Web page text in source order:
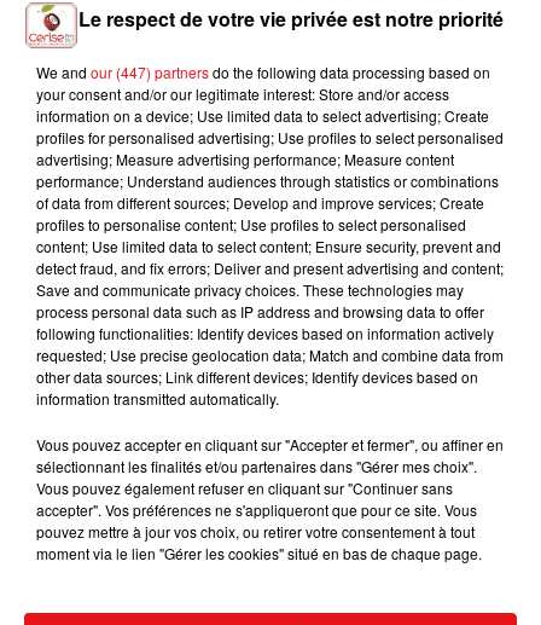
SHANIA TWAIN
That Don't Impress Me
Much
ANGELE
Dis-Le
JULIETTE ARMANET
Le Dernier Jour Du
Disco
L'HOROSCOPE
Bélier Taureau Gémeaux
Le respect de votre vie privée est notre priorité
We and our (447) partnersdo the following data processing based on
your consent and/or our legitimate interest: Store and/or access
information on a device; Use limited data to select advertising; Create
profiles for personalised advertising; Use profiles to select personalised
advertising; Measure advertising performance; Measure content
performance; Understand audiences through statistics or combinations
of data from different sources; Develop and improve services; Create
profiles to personalise content; Use profiles to select personalised
content; Use limited data to select content; Ensure security, prevent and
detect fraud, and fix errors; Deliver and present advertising and content;
Save and communicate privacy choices. These technologies may
process personal data such as IP address and browsing data to offer
following functionalities: Identify devices based on information actively
requested; Use precise geolocation data; Match and combine data from
other data sources; Link different devices; Identify devices based on
information transmitted automatically.
Vous pouvez accepter en cliquant sur "Accepter et fermer", ou affiner en
sélectionnant les finalités et/ou partenaires dans "Gérer mes choix".
Vous pouvez également refuser en cliquant sur "Continuer sans
accepter". Vos préférences ne s'appliqueront que pour ce site. Vous
pouvez mettre à jour vos choix, ou retirer votre consentement à tout
moment via le lien "Gérer les cookies" situé en bas de chaque page.